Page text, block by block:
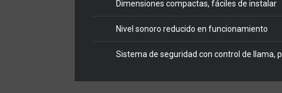
Dimensiones compactas, fáciles de instalar
Nivel sonoro reducido en funcionamiento
Sistema de seguridad con control de llama,